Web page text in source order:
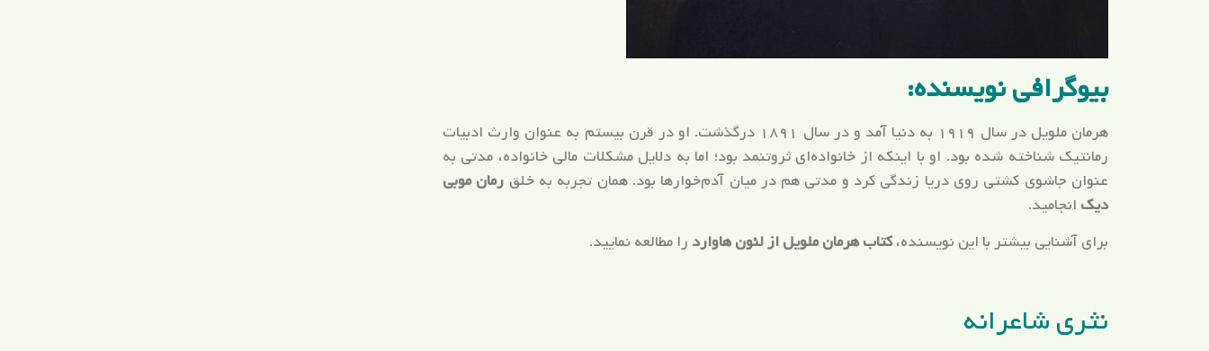
بیوگرافی نویسنده:
هرمان ملویل در سال ۱۹۱۹ به دنیا آمد و در سال ۱۸۹۱ درگذشت. او در قرن بیستم به عنوان وارث ادبیات
رمانتیک شناخته شده بود. او با اینکه از خانواده‌ای ثروتنمد بود؛ اما به دلایل مشکلات مالی خانواده، مدتی به
عنوان جاشوی کشتی روی دریا زندگی کرد و مدتی هم در میان آدم‌خوارها بود. همان تجربه به خلق رمان موبی
دیک انجامید.
برای آشنایی بیشتر با این نویسنده،کتاب هرمان ملویل از لئون هاوارد را مطالعه نمایید.
نثری شاعرانه